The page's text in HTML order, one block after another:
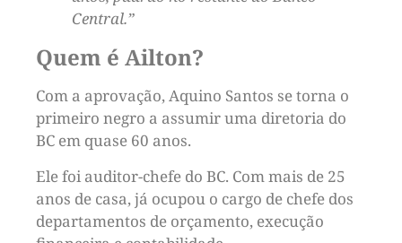
Central.”
Quem é Ailton?
Com a aprovação, Aquino Santos se torna o
primeiro negro a assumir uma diretoria do
BC em quase 60 anos.
Ele foi auditor-chefe do BC. Com mais de 25
anos de casa, já ocupou o cargo de chefe dos
departamentos de orçamento, execução